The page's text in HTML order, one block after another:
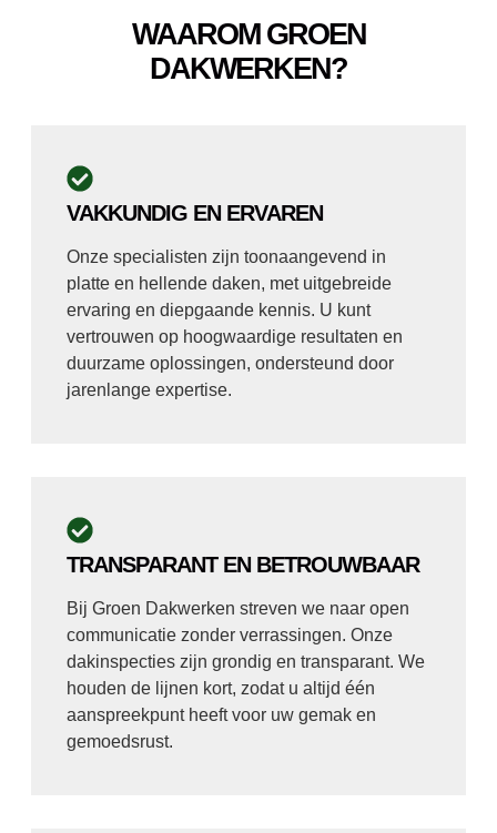
WAAROM GROEN
DAKWERKEN?
VAKKUNDIG EN ERVAREN
Onze specialisten zijn toonaangevend in
platte en hellende daken, met uitgebreide
ervaring en diepgaande kennis. U kunt
vertrouwen op hoogwaardige resultaten en
duurzame oplossingen, ondersteund door
jarenlange expertise.
TRANSPARANT EN BETROUWBAAR
Bij Groen Dakwerken streven we naar open
communicatie zonder verrassingen. Onze
dakinspecties zijn grondig en transparant. We
houden de lijnen kort, zodat u altijd één
aanspreekpunt heeft voor uw gemak en
gemoedsrust.